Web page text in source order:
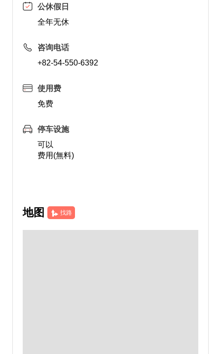
公休假日
全年无休
咨询电话
+82-54-550-6392
使用费
免费
停车设施
可以
费用(無料)
地图 找路